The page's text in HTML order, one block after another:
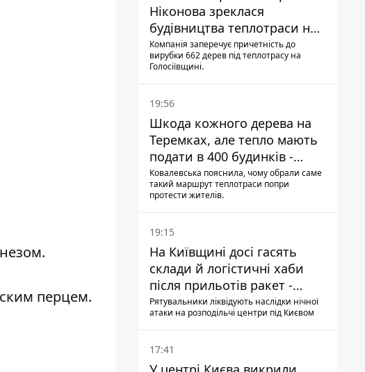
перцем.
Ніконова зреклася
будівництва теплотраси на
Теремках
Компанія заперечує причетність до
вирубки 662 дерев під теплотрасу на
Голосіївщині.
19:56
Шкода кожного дерева на
Теремках, але тепло мають
подати в 400 будинків -
депутатка Київради
Ковалевська пояснила, чому обрали саме
такий маршрут теплотраси попри
протести жителів.
19:15
На Київщині досі гасять
склади й логістичні хаби
після прильотів ракет -
ДСНС
Рятувальники ліквідують наслідки нічної
атаки на розподільчі центри під Києвом
17:41